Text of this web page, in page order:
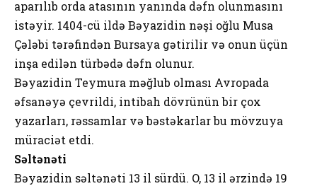
aparılıb orda atasının yanında dəfn olunmasını
istəyir. 1404-cü ildə Bəyazidin nəşi oğlu Musa
Çələbi tərəfindən Bursaya gətirilir və onun üçün
inşa edilən türbədə dəfn olunur.
Bəyazidin Teymura məğlub olması Avropada
əfsanəyə çevrildi, intibah dövrünün bir çox
yazarları, rəssamlar və bəstəkarlar bu mövzuya
müraciət etdi.
Səltənəti
Bəyazidin səltənəti 13 il sürdü. O, 13 il ərzində 19